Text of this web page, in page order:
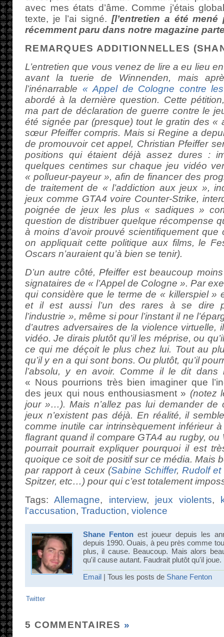
avec mes états d’âme. Comme j’étais
texte, je l’ai signé. [l’entretien a été
récemment paru dans notre magazine
REMARQUES ADDITIONNELLES
L’entretien que vous venez de lire a eu lieu
avant la tuerie de Winnenden, mais
l’inénarrable « Appel de Cologne contre
abordé à la dernière question. Cette
ma part de déclaration de guerre contre le
été signée par (presque) tout le gratin des «
sœur Pfeiffer compris. Mais si Regine a
de promouvoir cet appel, Christian Pfeiffer
positions qui étaient déjà assez dures :
quelques centimes sur chaque jeu vidéo
« pollueur-payeur », afin de financer des
de traitement de « l’addiction aux jeux »,
jeux comme GTA4 voire Counter-Strike,
poignée de jeux les plus « sadiques »
question de distribuer quelque récompense
à moins d’avoir prouvé scientifiquement
on appliquait cette politique aux films, le
Oscars n’auraient qu’à bien se tenir).
D’un autre côté, Pfeiffer est beaucoup
signataires de « l’Appel de Cologne ». Par
qui considère que le terme de « killerspiel »
et il est aussi l’un des rares à se dire
l’industrie », même si pour l’instant il ne
d’autres adversaires de la violence virtuelle,
vidéo. Je dirais plutôt qu’il les méprise, ou
ce qui me déçoit le plus chez lui. Tout au
qu’il y en a qui sont bons. Ou plutôt, qu’il
l’absolu, y en avoir. Comme il le dit dans
« Nous pourrions très bien imaginer que
des jeux qui nous enthousiasment » (notez
jour »…). Mais n’allez pas lui demander de
jeux n’existent pas déjà. En réalité, il
comme inutile car intrinsèquement inférieur
flagrant quand il compare GTA4 au rugby, ou
pourrait pourrait expliquer pourquoi il est
quoique ce soit de positif sur ce média. Mais
par rapport à ceux (Sabine Schiffer, Rudolf et
Spitzer, etc…) pour qui c’est totalement
Tags:Allemagne, interview, jeux violents,
l'accusation, Traduction, violence
Shane Fenton est joueur depuis les
depuis 1990. Ouais, à peu près comme
plus, il cause. Beaucoup. Mais alors
qu'il cause autant. Faudrait plutôt qu'il joue.
Email | Tous les posts de Shane Fenton
Twitter
5 COMMENTAIRES »